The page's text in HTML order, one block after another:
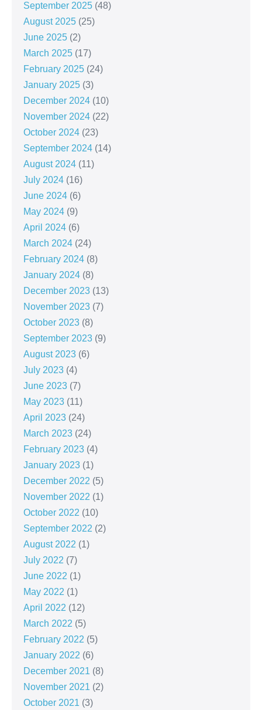
September 2025 (48)
August 2025 (25)
June 2025 (2)
March 2025 (17)
February 2025 (24)
January 2025 (3)
December 2024 (10)
November 2024 (22)
October 2024 (23)
September 2024 (14)
August 2024 (11)
July 2024 (16)
June 2024 (6)
May 2024 (9)
April 2024 (6)
March 2024 (24)
February 2024 (8)
January 2024 (8)
December 2023 (13)
November 2023 (7)
October 2023 (8)
September 2023 (9)
August 2023 (6)
July 2023 (4)
June 2023 (7)
May 2023 (11)
April 2023 (24)
March 2023 (24)
February 2023 (4)
January 2023 (1)
December 2022 (5)
November 2022 (1)
October 2022 (10)
September 2022 (2)
August 2022 (1)
July 2022 (7)
June 2022 (1)
May 2022 (1)
April 2022 (12)
March 2022 (5)
February 2022 (5)
January 2022 (6)
December 2021 (8)
November 2021 (2)
October 2021 (3)